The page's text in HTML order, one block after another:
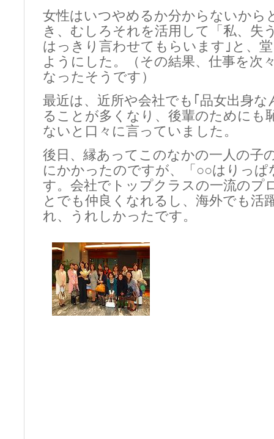
女性はいつやめるか分からないから
き、むしろそれを活用して「私、失
はっきり言わせてもらいます｣と、
ようにした。（その結果、仕事を次
なったそうです）
最近は、近所や会社でも｢品女出身
ることが多くなり、後輩のためにも
ないと口々に言っていました。
後日、縁あってこのなかの一人の子
にかかったのですが、「○○はりっぱ
す。会社でトップクラスの一流のプ
とでも仲良くなれるし、海外でも活
れ、うれしかったです。